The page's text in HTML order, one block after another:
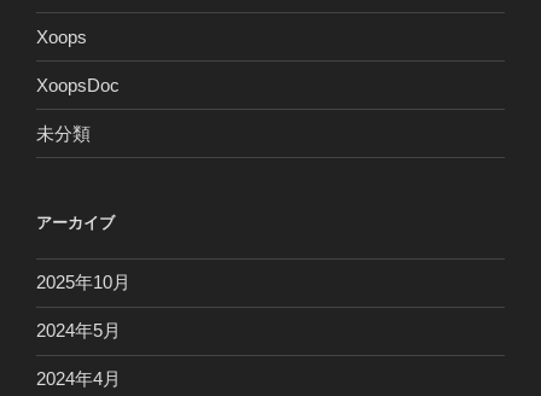
Xoops
XoopsDoc
未分類
アーカイブ
2025年10月
2024年5月
2024年4月